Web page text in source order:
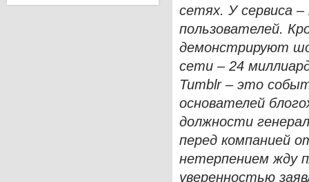
сетях. У сервиса
пользователей.
демонстрируют
сети – 24
Tumblr – это
основателей
должности
перед компанией
нетерпением жду
уверенностью